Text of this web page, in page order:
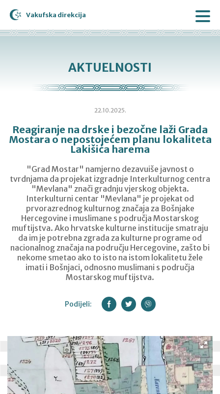
Vakufska direkcija
AKTUELNOSTI
22.10.2025.
Reagiranje na drske i bezočne laži Grada
Mostara o nepostojećem planu lokaliteta
Lakišića harema
"Grad Mostar" namjerno dezavuiše javnost o
tvrdnjama da projekat izgradnje Interkulturnog centra
"Mevlana" znači gradnju vjerskog objekta.
Interkulturni centar "Mevlana" je projekat od
prvorazrednog kulturnog značaja za Bošnjake
Hercegovine i muslimane s područja Mostarskog
muftijstva. Ako hrvatske kulturne institucije smatraju
da im je potrebna zgrada za kulturne programe od
nacionalnog značaja na području Hercegovine, zašto bi
nekome smetao ako to isto na istom lokalitetu žele
imati i Bošnjaci, odnosno muslimani s područja
Mostarskog muftijstva.
Podijeli: